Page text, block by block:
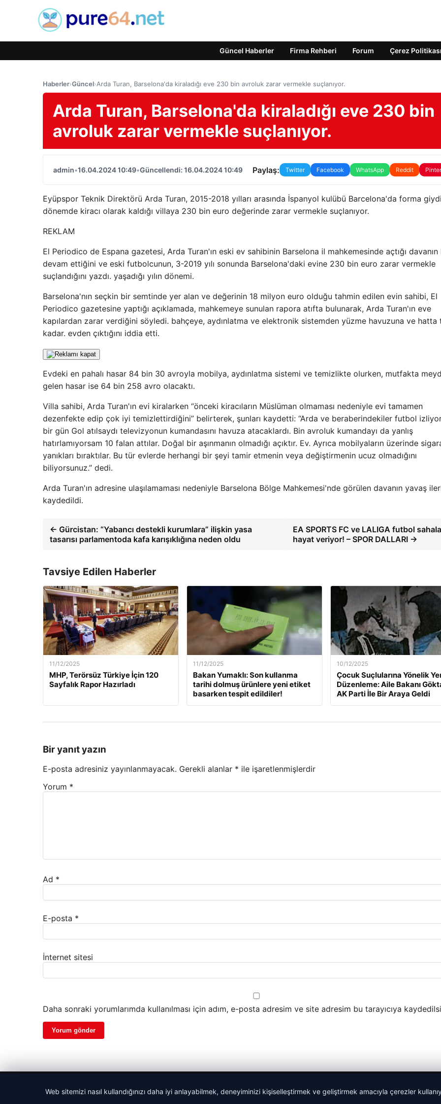
Güncel Haberler Firma Rehberi Forum Çerez Politikası
Haberler›Güncel›Arda Turan, Barselona'da kiraladığı eve 230 bin avroluk zarar vermekle suçlanıyor.
Arda Turan, Barselona'da kiraladığı eve 230 bin
avroluk zarar vermekle suçlanıyor.
admin•16.04.2024 10:49•Güncellendi: 16.04.2024 10:49 Paylaş: Twitter Facebook WhatsApp Reddit
Eyüpspor Teknik Direktörü Arda Turan, 2015-2018 yılları arasında İspanyol kulübü Barcelona'da forma
dönemde kiracı olarak kaldığı villaya 230 bin euro değerinde zarar vermekle suçlanıyor.
REKLAM
El Periodico de Espana gazetesi, Arda Turan'ın eski ev sahibinin Barselona il mahkemesinde açtığı davanın
devam ettiğini ve eski futbolcunun, 3-2019 yılı sonunda Barselona'daki evine 230 bin euro zarar vermekle
suçlandığını yazdı. yaşadığı yılın dönemi.
Barselona'nın seçkin bir semtinde yer alan ve değerinin 18 milyon euro olduğu tahmin edilen evin sahibi, El
Periodico gazetesine yaptığı açıklamada, mahkemeye sunulan rapora atıfta bulunarak, Arda Turan'ın eve
kapılardan zarar verdiğini söyledi. bahçeye, aydınlatma ve elektronik sistemden yüzme havuzuna ve hatta
kadar. evden çıktığını iddia etti.
Evdeki en pahalı hasar 84 bin 30 avroyla mobilya, aydınlatma sistemi ve temizlikte olurken, mutfakta
gelen hasar ise 64 bin 258 avro olacaktı.
Villa sahibi, Arda Turan'ın evi kiralarken “önceki kiracıların Müslüman olmaması nedeniyle evi tamamen
dezenfekte edip çok iyi temizlettirdiğini” belirterek, şunları kaydetti: “Arda ve beraberindekiler futbol
bir gün Gol atılsaydı televizyonun kumandasını havuza atacaklardı. Bin avroluk kumandayı da yanlış
hatırlamıyorsam 10 falan attılar. Doğal bir aşınmanın olmadığı açıktır. Ev. Ayrıca mobilyaların üzerinde
yanıkları bıraktılar. Bu tür evlerde herhangi bir şeyi tamir etmenin veya değiştirmenin ucuz olmadığını
biliyorsunuz.” dedi.
Arda Turan'ın adresine ulaşılamaması nedeniyle Barselona Bölge Mahkemesi'nde görülen davanın yavaş
kaydedildi.
← Gürcistan: “Yabancı destekli kurumlara” ilişkin yasa
tasarısı parlamentoda kafa karışıklığına neden oldu
EA SPORTS FC ve LALIGA futbol
hayat veriyor! – SPOR DALLARI →
Tavsiye Edilen Haberler
11/12/2025
MHP, Terörsüz Türkiye İçin 120
Sayfalık Rapor Hazırladı
11/12/2025
Bakan Yumaklı: Son kullanma
tarihi dolmuş ürünlere yeni etiket
basarken tespit edildiler!
10/12/2025
Çocuk Suçlularına Yönelik
Düzenleme: Aile Bakanı
AK Parti İle Bir Araya Geldi
Bir yanıt yazın
E-posta adresiniz yayınlanmayacak. Gerekli alanlar * ile işaretlenmişlerdir
Yorum *
Ad *
E-posta *
İnternet sitesi
Daha sonraki yorumlarımda kullanılması için adım, e-posta adresim ve site adresim bu tarayıcıya
Web sitemizi nasıl kullandığınızı daha iyi anlayabilmek, deneyiminizi kişiselleştirmek ve geliştirmek amacıyla çerezler